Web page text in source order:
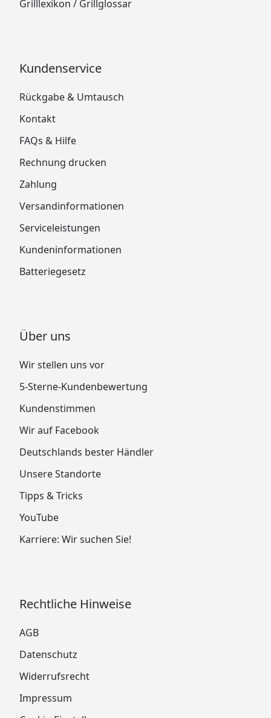
Grilllexikon / Grillglossar
Kundenservice
Rückgabe & Umtausch
Kontakt
FAQs & Hilfe
Rechnung drucken
Zahlung
Versandinformationen
Serviceleistungen
Kundeninformationen
Batteriegesetz
Über uns
Wir stellen uns vor
5-Sterne-Kundenbewertung
Kundenstimmen
Wir auf Facebook
Deutschlands bester Händler
Unsere Standorte
Tipps & Tricks
YouTube
Karriere: Wir suchen Sie!
Rechtliche Hinweise
AGB
Datenschutz
Widerrufsrecht
Impressum